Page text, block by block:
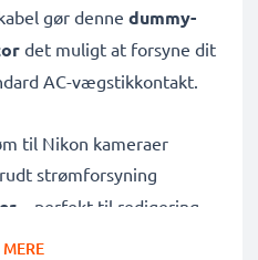
gør denne dummy-
det muligt at forsyne dit
AC-vægstikkontakt.
til Nikon kameraer
strømforsyning
– perfekt til redigering,
afspilning